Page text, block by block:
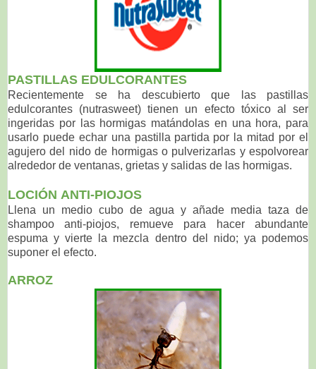
PASTILLAS EDULCORANTES
Recientemente se ha descubierto que las pastillas
edulcorantes (nutrasweet) tienen un efecto tóxico al ser
ingeridas por las hormigas matándolas en una hora, para
usarlo puede echar una pastilla partida por la mitad por el
agujero del nido de hormigas o pulverizarlas y espolvorear
alrededor de ventanas, grietas y salidas de las hormigas.
LOCIÓN ANTI-PIOJOS
Llena un medio cubo de agua y añade media taza de
shampoo anti-piojos, remueve para hacer abundante
espuma y vierte la mezcla dentro del nido; ya podemos
suponer el efecto.
ARROZ